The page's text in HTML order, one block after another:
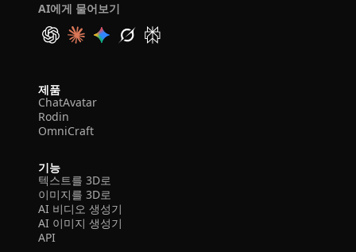
AI에게 물어보기
제품
ChatAvatar
Rodin
OmniCraft
기능
텍스트를 3D로
이미지를 3D로
AI 비디오 생성기
AI 이미지 생성기
API